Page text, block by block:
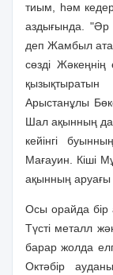
тиым, һәм
аздығында.
деп Жамбыл
сөздi Жәкеңнiң
Арыстанұлы
Шал ақынның да
кейiнгi
Мағауин. Кiшi
ақынның аруағы
Осы орайда бiр
Түстi металл
барар жолда
Октәбiр